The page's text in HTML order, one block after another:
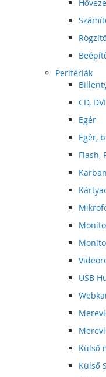
Perifériák
CD,
Egér
Egér,
Flash,
USB
Külső
Külső